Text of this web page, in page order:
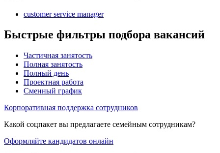
customer service manager
Быстрые фильтры подбора вакансий
Частичная занятость
Полная занятость
Полный день
Проектная работа
Сменный график
Корпоративная поддержка сотрудников
Какой соцпакет вы предлагаете семейным сотрудникам?
Оформляйте кандидатов онлайн